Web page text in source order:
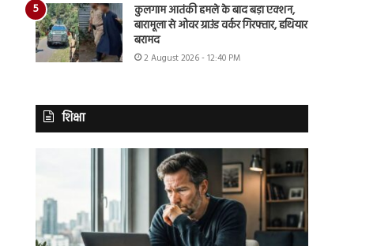
कुलगाम आतंकी हमले के बाद बड़ा एक्शन,
बारामूला से ओवर ग्राउंड वर्कर गिरफ्तार, हथियार
बरामद
2 August 2026 - 12:40 PM
शिक्षा